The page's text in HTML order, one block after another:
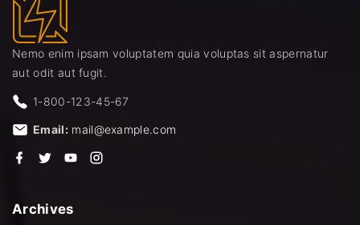
Nemo enim ipsam voluptatem quia voluptas sit aspernatur
aut odit aut fugit.
1-800-123-45-67
Email: mail@example.com
o
e
Archives